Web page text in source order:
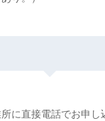
に直接電話でお申し